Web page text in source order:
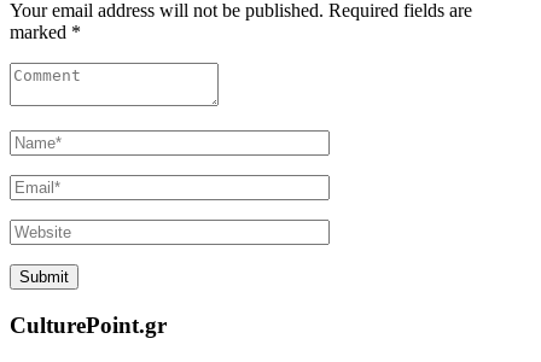
Your email address will not be published. Required fields are
marked *
CulturePoint.gr